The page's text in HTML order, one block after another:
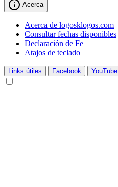
Acerca
Acerca de logosklogos.com
Consultar fechas disponibles
Declaración de Fe
Atajos de teclado
Links útiles Facebook YouTube